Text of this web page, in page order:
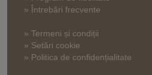
» Întrebări frecvente
» Termeni și condiții
» Setări cookie
» Politica de confidențialitate